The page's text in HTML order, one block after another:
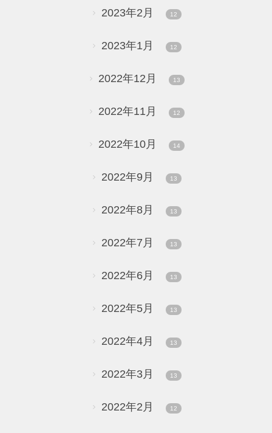
2023年2月 12
2023年1月 12
2022年12月 13
2022年11月 12
2022年10月 14
2022年9月 13
2022年8月 13
2022年7月 13
2022年6月 13
2022年5月 13
2022年4月 13
2022年3月 13
2022年2月 12